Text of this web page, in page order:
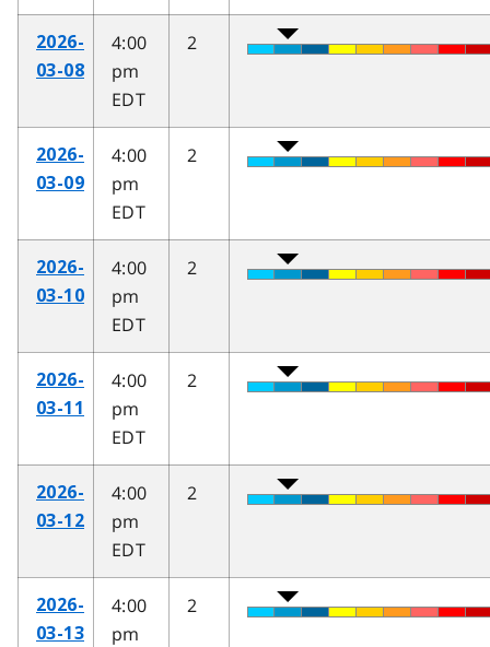
2026-
03-08
4:00
pm
EDT
2
2026-
03-09
4:00
pm
EDT
2
2026-
03-10
4:00
pm
EDT
2
2026-
03-11
4:00
pm
EDT
2
2026-
03-12
4:00
pm
EDT
2
2026-
03-13
4:00
pm
2